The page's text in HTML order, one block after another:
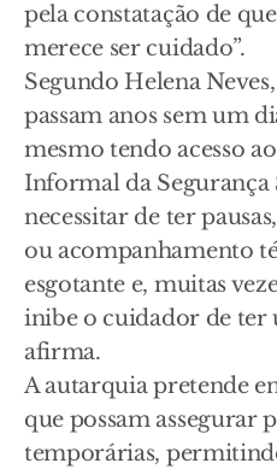
pela constatação de
merece ser cuidado”.
Segundo Helena
passam anos sem um
mesmo tendo acesso
Informal da
necessitar de ter
ou acompanhamento
esgotante e, muitas
inibe o cuidador de ter
afirma.
A autarquia pretende
que possam assegurar
temporárias,